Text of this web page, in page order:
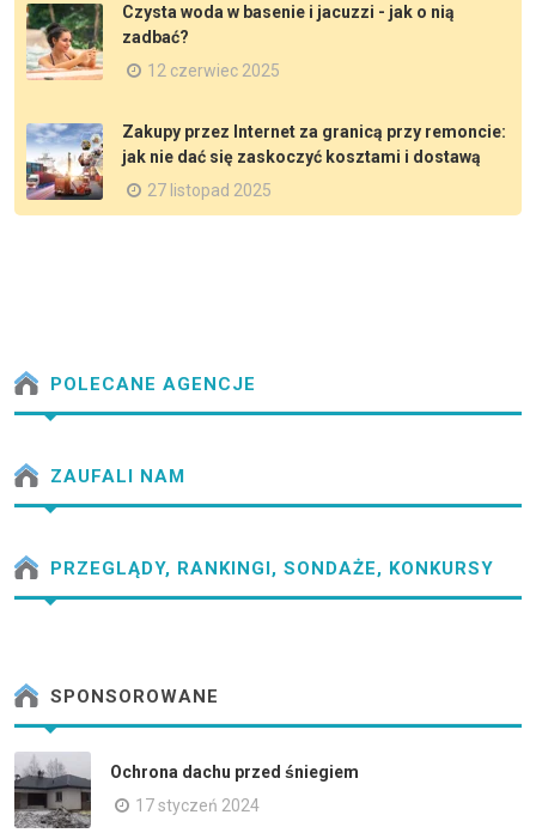
Czysta woda w basenie i jacuzzi - jak o nią
zadbać?
12 czerwiec 2025
Zakupy przez Internet za granicą przy remoncie:
jak nie dać się zaskoczyć kosztami i dostawą
27 listopad 2025
POLECANE AGENCJE
ZAUFALI NAM
PRZEGLĄDY, RANKINGI, SONDAŻE, KONKURSY
SPONSOROWANE
Ochrona dachu przed śniegiem
17 styczeń 2024